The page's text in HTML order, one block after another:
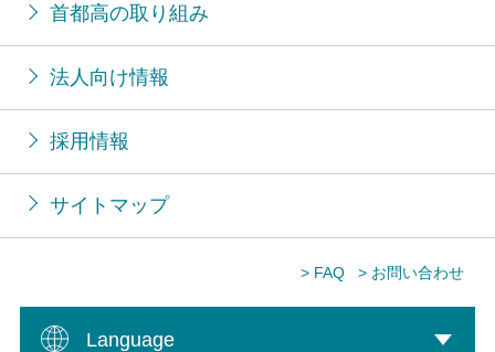
首都高の取り組み
法人向け情報
採用情報
サイトマップ
> FAQ > お問い合わせ
Language